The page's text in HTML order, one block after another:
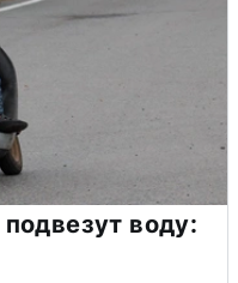
воду: